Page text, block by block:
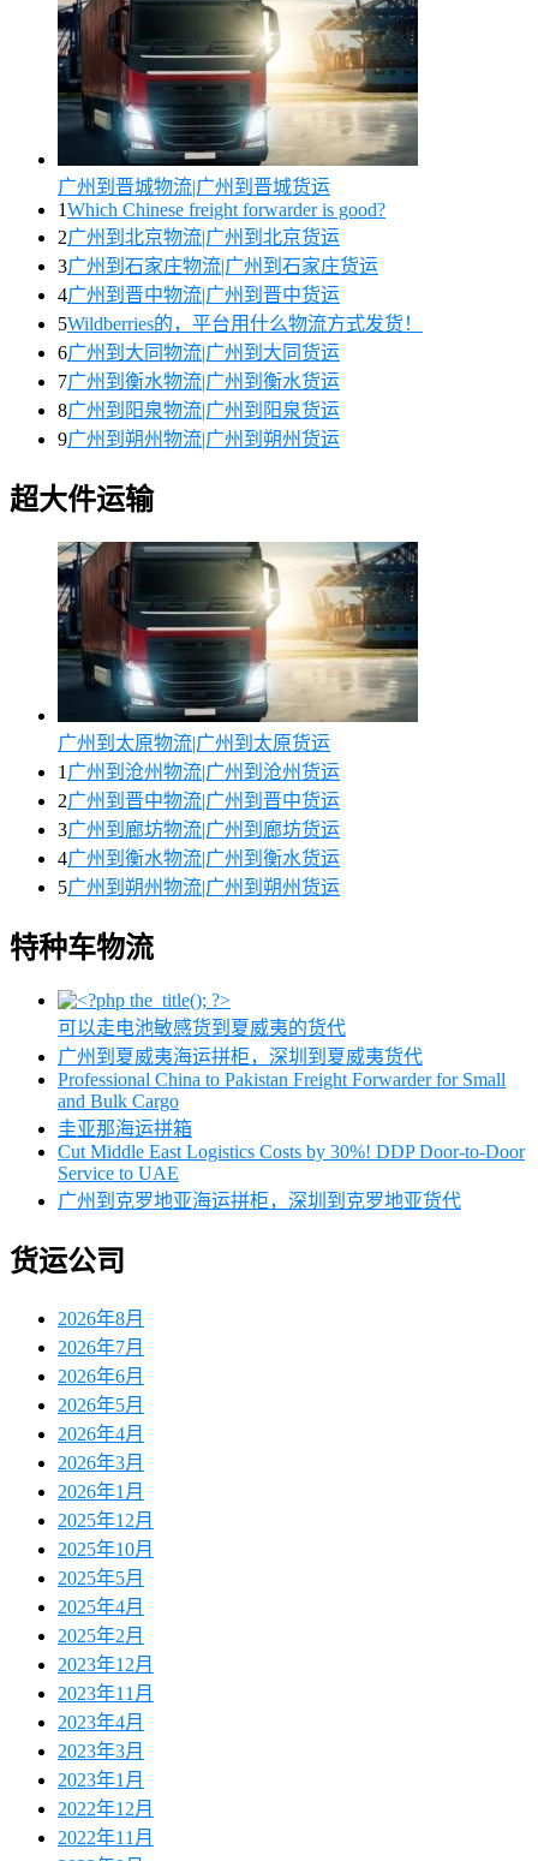
广州到晋城物流|广州到晋城货运
1Which Chinese freight forwarder is good?
2广州到北京物流|广州到北京货运
3广州到石家庄物流|广州到石家庄货运
4广州到晋中物流|广州到晋中货运
5Wildberries的，平台用什么物流方式发货！
6广州到大同物流|广州到大同货运
7广州到衡水物流|广州到衡水货运
8广州到阳泉物流|广州到阳泉货运
9广州到朔州物流|广州到朔州货运
超大件运输
广州到太原物流|广州到太原货运
1 广州到沧州物流|广州到沧州货运
2广州到晋中物流|广州到晋中货运
3广州到廊坊物流|广州到廊坊货运
4广州到衡水物流|广州到衡水货运
5广州到朔州物流|广州到朔州货运
特种车物流
可以走电池敏感货到夏威夷的货代
广州到夏威夷海运拼柜，深圳到夏威夷货代
Professional China to Pakistan Freight Forwarder for Small
and Bulk Cargo
圭亚那海运拼箱
Cut Middle East Logistics Costs by 30%! DDP Door-to-Door
Service to UAE
广州到克罗地亚海运拼柜，深圳到克罗地亚货代
货运公司
2026年8月
2026年7月
2026年6月
2026年5月
2026年4月
2026年3月
2026年1月
2025年12月
2025年10月
2025年5月
2025年4月
2025年2月
2023年12月
2023年11月
2023年4月
2023年3月
2023年1月
2022年12月
2022年11月